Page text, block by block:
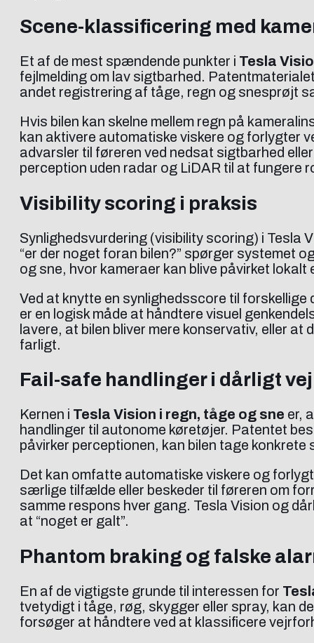
Scene-klassificering med
Et af de mest spændende punkter i Tesla
fejlmelding om lav sigtbarhed.
andet registrering af tåge, regn og snesprøjt
Hvis bilen kan skelne mellem regn på
kan aktivere automatiske viskere og forlygter
advarsler til føreren ved nedsat sigtbarhed
perception uden radar og LiDAR til at fungere
Visibility scoring i praksis
Synlighedsvurdering (visibility scoring) i Tesla
“er der noget foran bilen?” spørger systemet
og sne, hvor kameraer kan blive påvirket
Ved at knytte en synlighedsscore til
er en logisk måde at håndtere visuel
lavere, at bilen bliver mere konservativ, eller
farligt.
Fail-safe handlinger i dårligt
Kernen i Tesla Vision i regn, tåge og sne er,
handlinger til autonome køretøjer. Patentet
påvirker perceptionen, kan bilen tage
Det kan omfatte automatiske viskere og
særlige tilfælde eller beskeder til føreren om
samme respons hver gang. Tesla Vision og
at “noget er galt”.
Phantom braking og falske
En af de vigtigste grunde til interessen for
tvetydigt i tåge, røg, skygger eller spray, kan
forsøger at håndtere ved at klassificere